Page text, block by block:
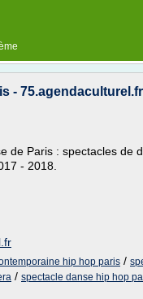
- 75.agendaculturel.fr
de Paris : spectacles de
- 2018.
hip hop paris /
/ spectacle danse hip hop